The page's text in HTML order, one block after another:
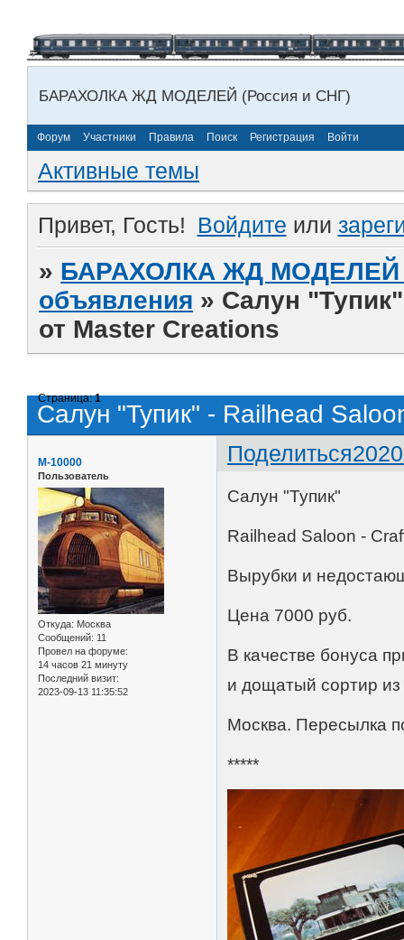
БАРАХОЛКА ЖД МОДЕЛЕЙ (Россия и СНГ)
Форум Участники Правила Поиск Регистрация Войти
Активные темы
Привет, Гость! Войдите или
» БАРАХОЛКА ЖД МОДЕЛЕЙ
объявления » Салун
от Master Creations
Салун "Тупик" - Railhead
Страница:1
Поделиться
M-10000
Пользователь
Откуда: Москва
Сообщений: 11
Провел на форуме:
14 часов 21 минуту
Последний визит:
2023-09-13 11:35:52
Салун "Тупик"
Railhead Saloon -
Вырубки и
Цена 7000 руб.
В качестве бонуса
и дощатый сортир
Москва. Пересылка
*****